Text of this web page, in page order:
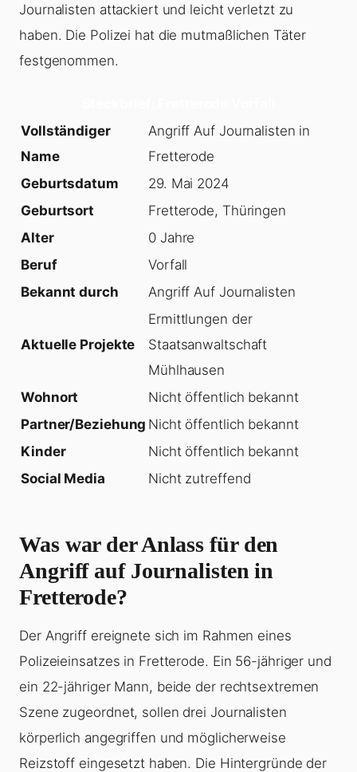
Journalisten attackiert und leicht verletzt zu
haben. Die Polizei hat die mutmaßlichen Täter
festgenommen.
Vollständiger
Name
Angriff Auf Journalisten in
Fretterode
Geburtsdatum
29. Mai 2024
Geburtsort
Fretterode, Thüringen
Alter
0 Jahre
Beruf
Vorfall
Bekannt durch
Angriff Auf Journalisten
Aktuelle Projekte
Ermittlungen der
Staatsanwaltschaft
Mühlhausen
Wohnort
Nicht öffentlich bekannt
Partner/Beziehung Nicht öffentlich bekannt
Kinder
Nicht öffentlich bekannt
Social Media
Nicht zutreffend
Was war der Anlass für den
Angriff auf Journalisten in
Fretterode?
Der Angriff ereignete sich im Rahmen eines
Polizeieinsatzes in Fretterode. Ein 56-jähriger und
ein 22-jähriger Mann, beide der rechtsextremen
Szene zugeordnet, sollen drei Journalisten
körperlich angegriffen und möglicherweise
Reizstoff eingesetzt haben. Die Hintergründe der